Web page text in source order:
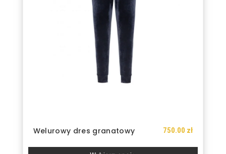
Welurowy dres granatowy 750.00 zł
Odzież sportowa